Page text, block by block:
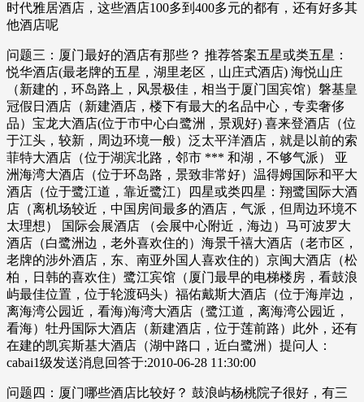
时代雅居酒店，这些酒店100多到400多元的都有，还有好多其
他酒店呢
问题三：厦门最好的酒店有那些？ 推荐答案五星或类五星：
悦华酒店(最老牌的五星，湖里老区，山庄式酒店) 海悦山庄
（新建的，环岛路上，风景极佳，相当于厦门国宾馆）磐基皇
冠假日酒店（新建酒店，楼下有最大的名品中心，专卖奢侈
品）宝龙大酒店(位于市中心白鹭洲，景观好) 喜来登酒店（位
于江头，较新，周边环境一般）泛太平洋酒店，就是以前的索
菲特大酒店（位于湖滨北路，邻市 *** 和湖，不够气派） 亚
洲海湾大酒店（位于环岛路，景致非常好）温得姆国际和平大
酒店（位于鹭江道，靠近鹭江）四星或类四星：翔鹭国际大酒
店（离机场较近，中国房间最多的酒店，气派，但周边环境不
太理想） 国际会展酒店 （会展中心附近，海边）马可波罗大
酒店（白鹭洲边，老外喜欢住的）海景千禧大酒店（老市区，
老牌的涉外酒店，东、南亚外国人喜欢住的）京闽大酒店（松
柏，日韩的喜欢住）鹭江宾馆（厦门最早的电梯楼房，看鼓浪
屿最佳位置，位于轮渡码头）福佑戴斯大酒店（位于海岸边，
离海湾公园近，看海)海湾大酒店（鹭江道，离海湾公园近，
看海）牡丹国际大酒店（新建酒店，位于莲前路）此外，还有
在建的凯宾斯基大酒店（湖中路口，近白鹭洲）提问人：
cabai1级发送消息回答于:2010-06-28 11:30:00
问题四：厦门哪些酒店比较好？ 鼓浪屿杨桃院子很好，有三